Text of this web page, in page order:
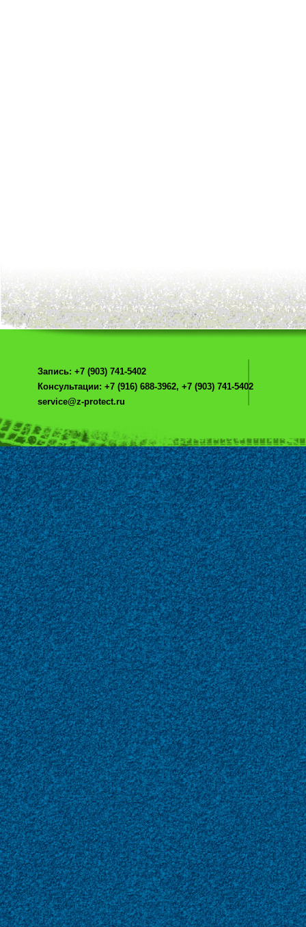
Запись: +7 (903) 741-5402
Консультации: +7 (916) 688-3962, +7 (903) 741-5402
service@z-protect.ru